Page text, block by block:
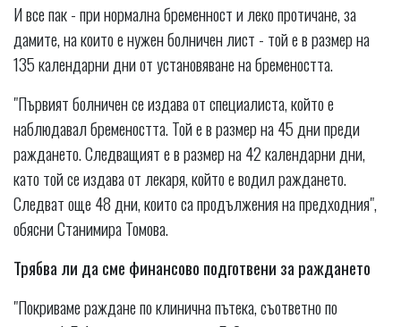
И все пак - при нормална бременност и леко протичане, за
дамите, на които е нужен болничен лист - той е в размер на
135 календарни дни от установяване на бремеността.
"Първият болничен се издава от специалиста, който е
наблюдавал бремеността. Той е в размер на 45 дни преди
раждането. Следващият е в размер на 42 календарни дни,
като той се издава от лекаря, който е водил раждането.
Следват още 48 дни, които са продължения на предходния",
обясни Станимира Томова.
Трябва ли да сме финансово подготвени за раждането
"Покриваме раждане по клинична пътека, съответно по